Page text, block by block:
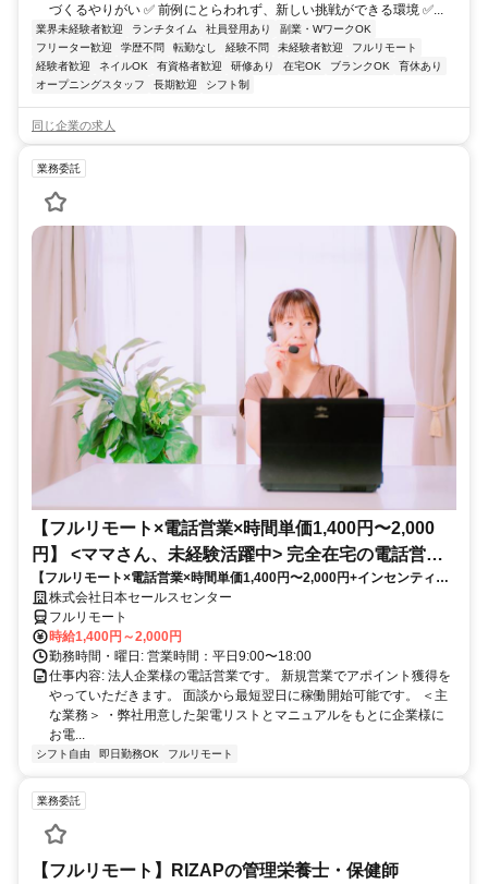
づくるやりがい ✅ 前例にとらわれず、新しい挑戦ができる環境 ✅...
業界未経験者歓迎 ランチタイム 社員登用あり
副業・WワークOK
フリーター歓迎
学歴不問 転勤なし 経験不問 未経験者歓迎
フルリモート
経験者歓迎
ネイルOK 有資格者歓迎 研修あり 在宅OK ブランクOK
育休あり
オープニングスタッフ
長期歓迎 シフト制
同じ企業の求人
業務委託
【フルリモート×電話営業×時間単価1,400円〜2,000
円】 <ママさん、未経験活躍中> 完全在宅の電話営業
で家庭と仕事の両立を実現
【フルリモート×電話営業×時間単価1,400円〜2,000円+インセンティブ
あり】 ＜ママさん、未経験活躍中＞ 完全在宅の電話営業で家庭と仕事の
両立を実現
株式会社日本セールスセンター
フルリモート
時給1,400円～2,000円
勤務時間・曜日: 営業時間：平日9:00〜18:00
仕事内容: 法人企業様の電話営業です。 新規営業でアポイント獲得を
やっていただきます。 面談から最短翌日に稼働開始可能です。 ＜主
な業務＞ ・弊社用意した架電リストとマニュアルをもとに企業様に
お電...
シフト自由 即日勤務OK フルリモート
業務委託
【フルリモート】RIZAPの管理栄養士・保健師